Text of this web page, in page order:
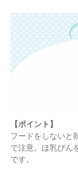
【ポイント】
フードをしないと
で注意。ほ乳びん
です。